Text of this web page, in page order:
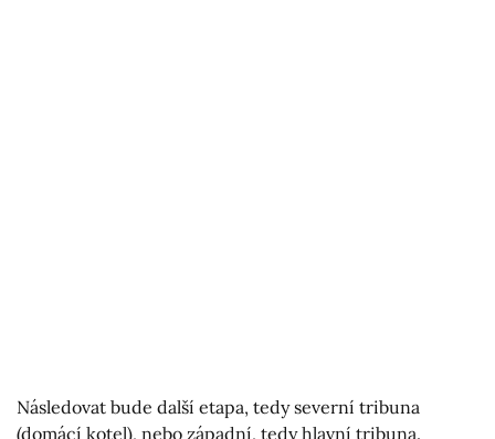
Následovat bude další etapa, tedy severní tribuna
(domácí kotel), nebo západní, tedy hlavní tribuna.